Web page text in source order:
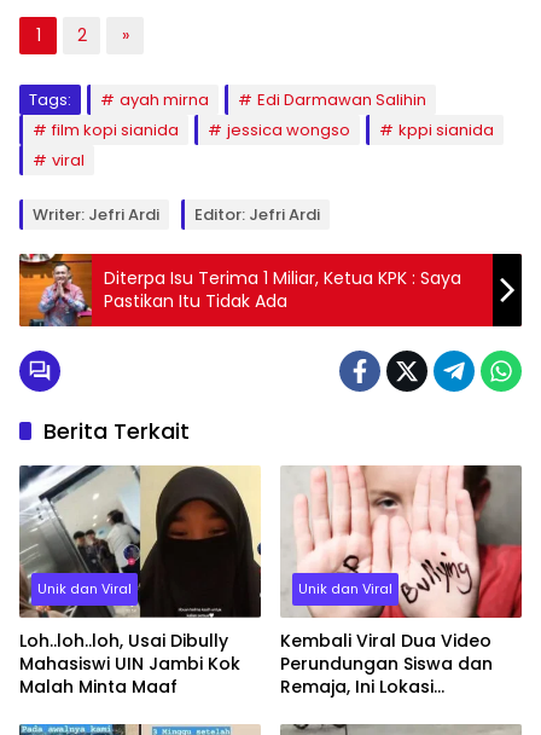
1 2 »
Tags: ayah mirna
Edi Darmawan Salihin
film kopi sianida
jessica wongso
kppi sianida
viral
Writer: Jefri Ardi Editor: Jefri Ardi
Diterpa Isu Terima 1 Miliar, Ketua KPK : Saya
Pastikan Itu Tidak Ada
Berita Terkait
Unik dan Viral
Loh..loh..loh, Usai Dibully
Mahasiswi UIN Jambi Kok
Malah Minta Maaf
Unik dan Viral
Kembali Viral Dua Video
Perundungan Siswa dan
Remaja, Ini Lokasi